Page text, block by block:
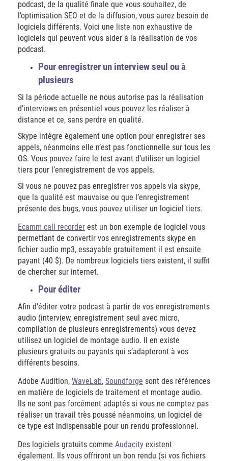
podcast, de la qualité finale que vous souhaitez, de
l’optimisation SEO et de la diffusion, vous aurez besoin de
logiciels différents. Voici une liste non exhaustive de
logiciels qui peuvent vous aider à la réalisation de vos
podcast.
Pour enregistrer un interview seul ou à
plusieurs
Si la période actuelle ne nous autorise pas la réalisation
d’interviews en présentiel vous pouvez les réaliser à
distance et ce, sans perdre en qualité.
Skype intègre également une option pour enregistrer ses
appels, néanmoins elle n’est pas fonctionnelle sur tous les
OS. Vous pouvez faire le test avant d’utiliser un logiciel
tiers pour l’enregistrement de vos appels.
Si vous ne pouvez pas enregistrer vos appels via skype,
que la qualité est mauvaise ou que l’enregistrement
présente des bugs, vous pouvez utiliser un logiciel tiers.
Ecamm call recorder est un bon exemple de logiciel vous
permettant de convertir vos enregistrements skype en
fichier audio mp3, essayable gratuitement il est ensuite
payant (40 $). De nombreux logiciels tiers existent, il suffit
de chercher sur internet.
Pour éditer
Afin d’éditer votre podcast à partir de vos enregistrements
audio (interview, enregistrement seul avec micro,
compilation de plusieurs enregistrements) vous devez
utilisez un logiciel de montage audio. Il en existe
plusieurs gratuits ou payants qui s’adapteront à vos
différents besoins.
Adobe Audition, WaveLab, Soundforge sont des références
en matière de logiciels de traitement et montage audio.
Ils ne sont pas forcément adaptés si vous ne comptez pas
réaliser un travail très poussé néanmoins, un logiciel de
ce type est indispensable pour un rendu professionnel.
Des logiciels gratuits comme Audacity existent
également. Ils vous offriront un bon rendu (si vos fichiers